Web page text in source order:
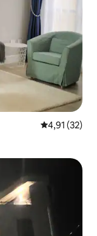
Gemiddelde
4,91 (32)